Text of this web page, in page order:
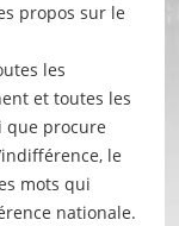
propos sur le
les
et toutes les
que procure
le
mots qui
nationale.